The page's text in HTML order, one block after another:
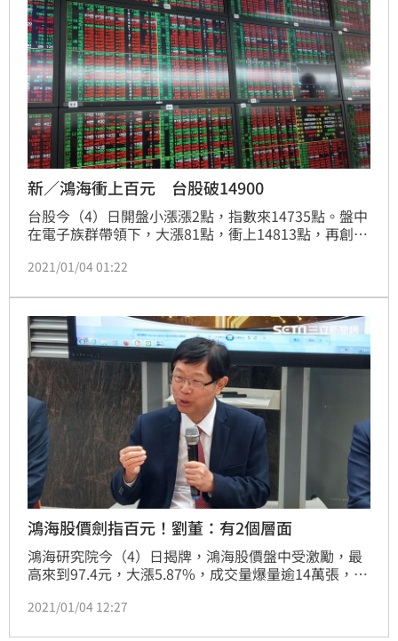
新／鴻海衝上百元 台股破14900
台股今（4）日開盤小漲漲2點，指數來14735點。盤中
在電子族群帶領下，大漲81點，衝上14813點，再創歷
紀錄。（記者：戴玉翔報導）
2021/01/04 01:22
鴻海股價劍指百元！劉董：有2個層面
鴻海研究院今（4）日揭牌，鴻海股價盤中受激勵，最
高來到97.4元，大漲5.87%，成交量爆量逾14萬張，創
得股價的表現有兩個層面，一個是公司的基本面，另外
2021/01/04 12:27